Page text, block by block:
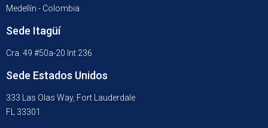
Medellín - Colombia
Sede Itagüí
Cra. 49 #50a-20 Int 236
Sede Estados Unidos
333 Las Olas Way, Fort Lauderdale
FL 33301